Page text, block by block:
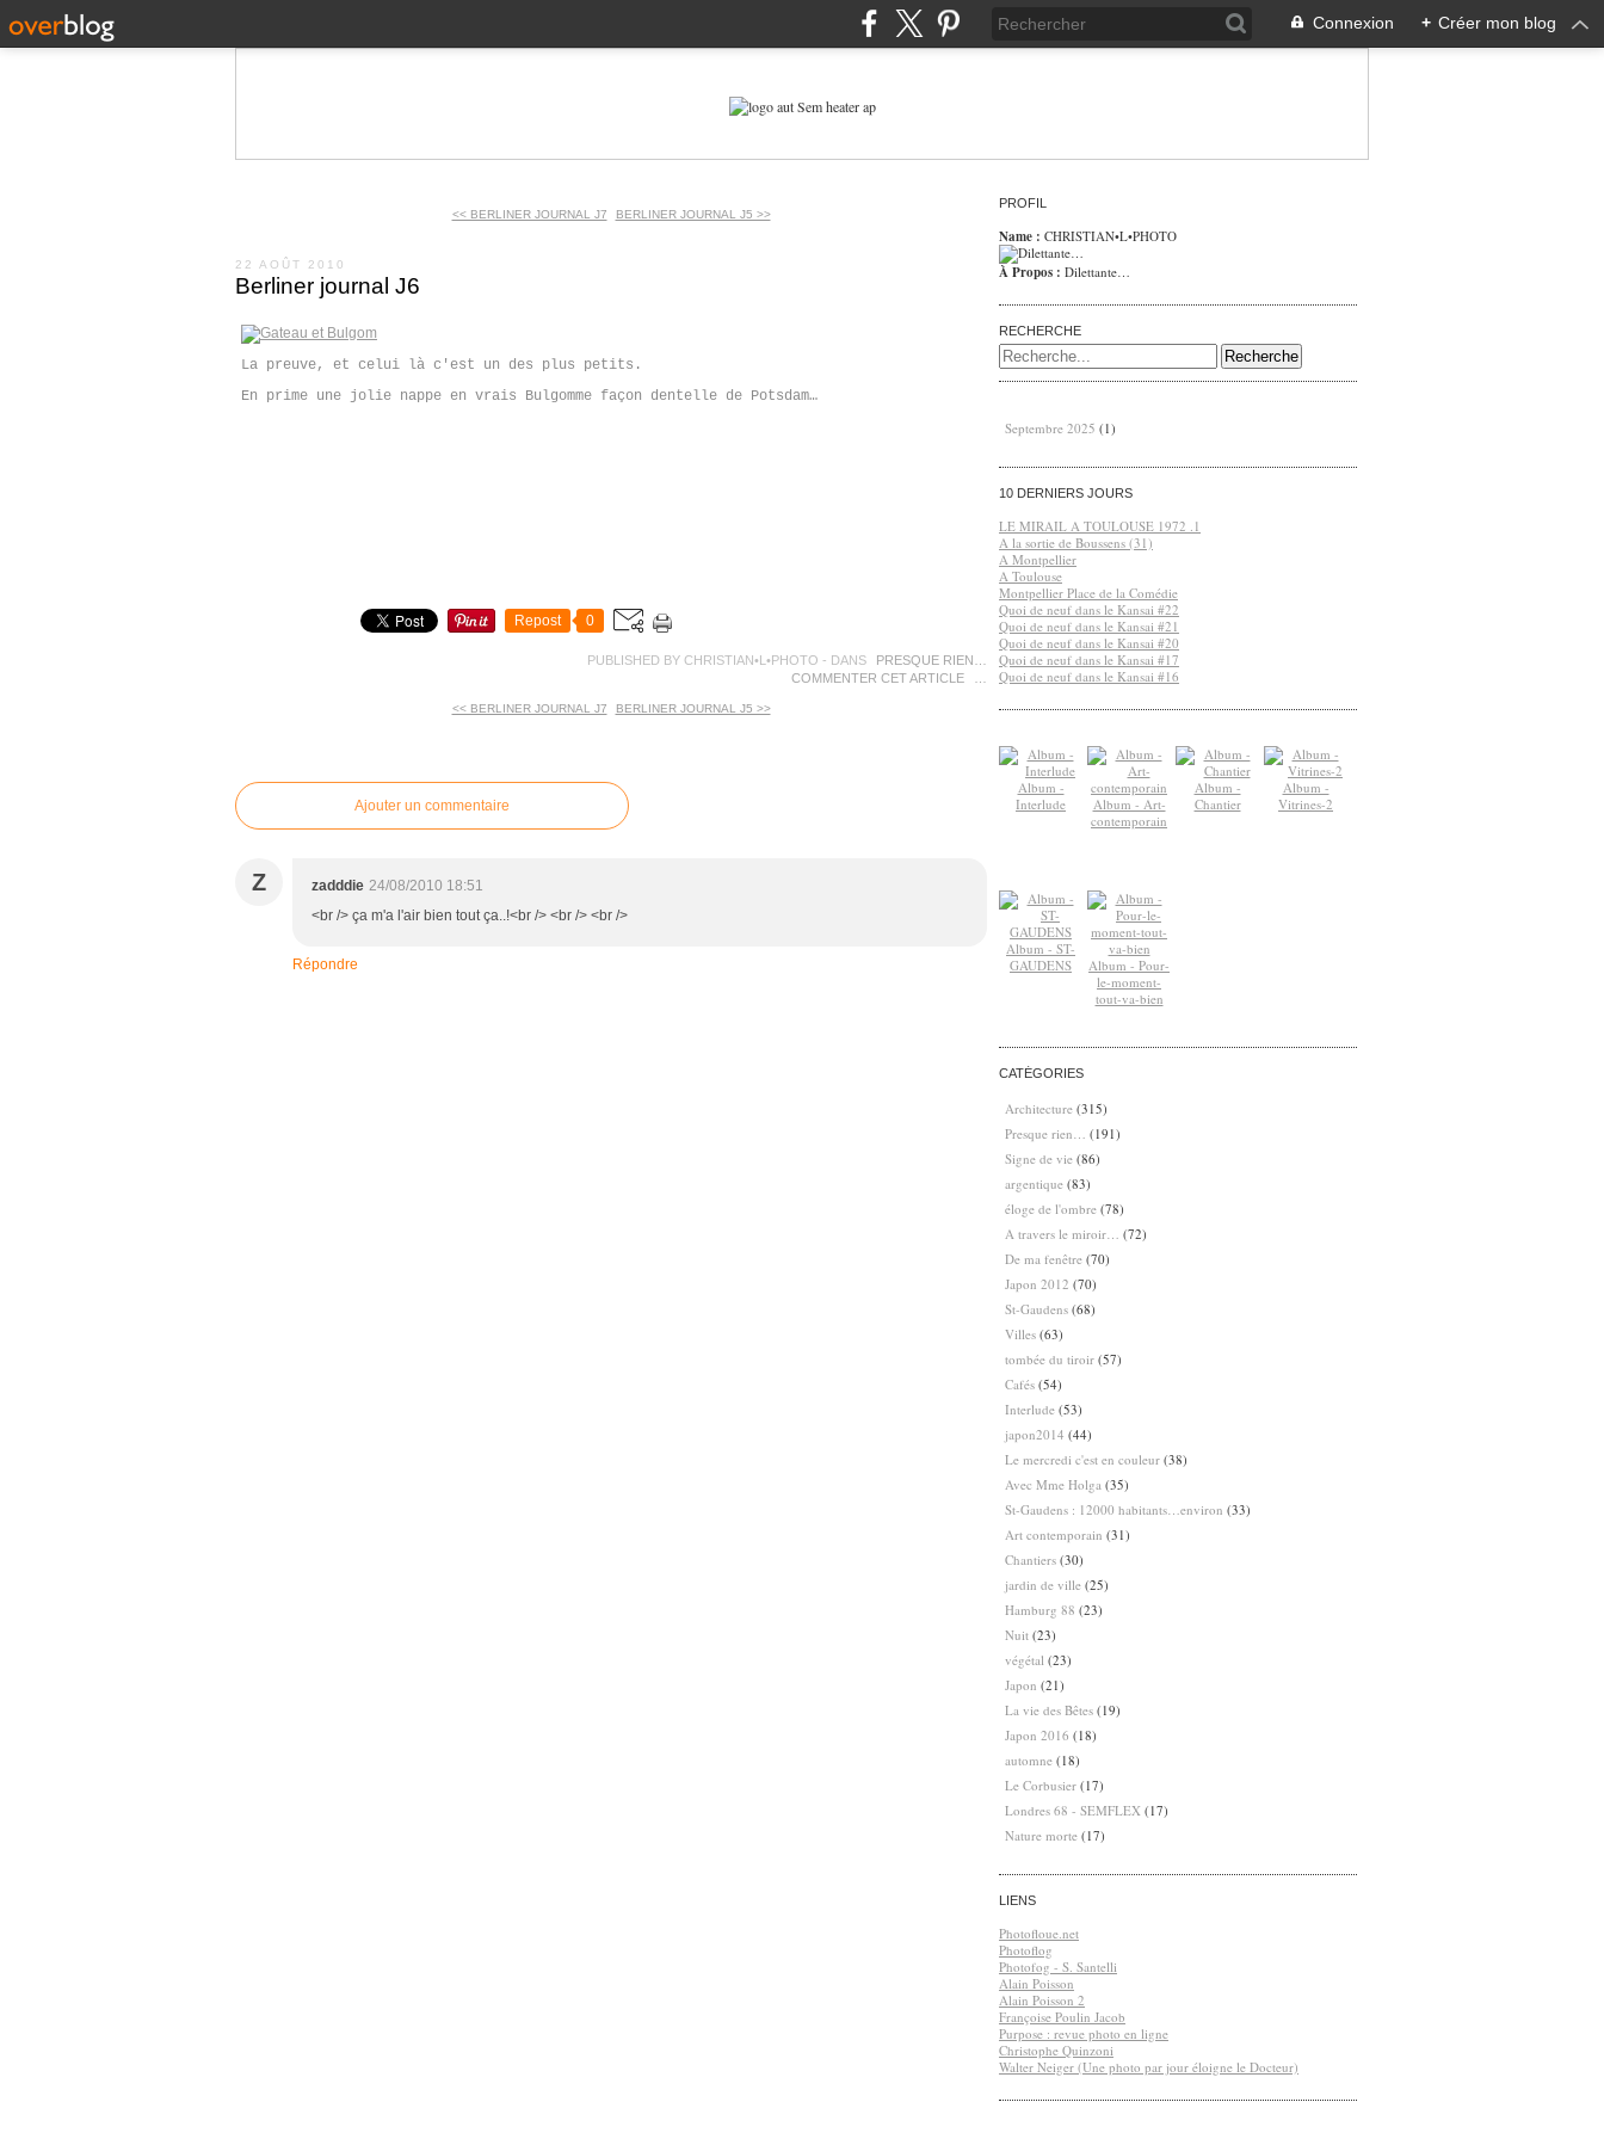
Connexion + Créer mon blog
<< BERLINER JOURNAL J7 BERLINER JOURNAL J5 >>
22 AOÛT 2010
Berliner journal J6
La preuve, et celui là c'est un des plus petits.
En prime une jolie nappe en vrais Bulgomme façon dentelle de Potsdam…
Repost 0
PUBLISHED BY CHRISTIAN•L•PHOTO - DANS
PRESQUE RIEN…
COMMENTER CET ARTICLE
<< BERLINER JOURNAL J7 BERLINER JOURNAL J5 >>
Ajouter un commentaire
Z zadddie 24/08/2010 18:51
<br /> ça m'a l'air bien tout ça..!<br /> <br /> <br />
Répondre
PROFIL
Name : CHRISTIAN•L•PHOTO
À Propos : Dilettante…
RECHERCHE
Septembre 2025 (1)
10 DERNIERS JOURS
LE MIRAIL A TOULOUSE 1972 .1
A la sortie de Boussens (31)
A Montpellier
A Toulouse
Montpellier Place de la Comédie
Quoi de neuf dans le Kansai #22
Quoi de neuf dans le Kansai #21
Quoi de neuf dans le Kansai #20
Quoi de neuf dans le Kansai #17
Quoi de neuf dans le Kansai #16
Album -
Interlude
Album - Art-
contemporain
Album -
Chantier
Album -
Vitrines-2
Album - ST-
GAUDENS
Album - Pour-
le-moment-
tout-va-bien
CATÉGORIES
Architecture (315)
Presque rien…
(191)
Signe de vie (86)
argentique (83)
éloge de l'ombre (78)
A travers le miroir…
(72)
De ma fenêtre (70)
Japon 2012 (70)
St-Gaudens (68)
Villes (63)
tombée du tiroir (57)
Cafés (54)
Interlude (53)
japon2014 (44)
Le mercredi c'est en couleur (38)
Avec Mme Holga (35)
St-Gaudens : 12000 habitants…environ (33)
Art contemporain (31)
Chantiers (30)
jardin de ville (25)
Hamburg 88 (23)
Nuit (23)
végétal (23)
Japon (21)
La vie des Bêtes (19)
Japon 2016 (18)
automne (18)
Le Corbusier (17)
Londres 68 - SEMFLEX (17)
Nature morte (17)
LIENS
Photofloue.net
Photoflog
Photofog - S. Santelli
Alain Poisson
Alain Poisson 2
Françoise Poulin Jacob
Purpose : revue photo en ligne
Christophe Quinzoni
Walter Neiger (Une photo par jour éloigne le Docteur)